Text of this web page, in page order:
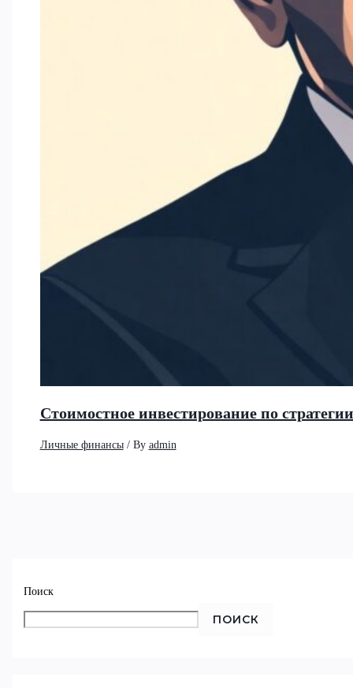
Поиск
ПОИСК
Стоимостное инвестирование по
Личные финансы/ By admin